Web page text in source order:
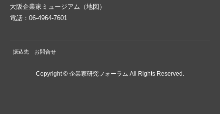
大阪企業家ミュージアム （地図 ）
電話：06-4964-7601
振込先 お問合せ
Copyright © 企業家研究フォーラム All Rights Reserved.